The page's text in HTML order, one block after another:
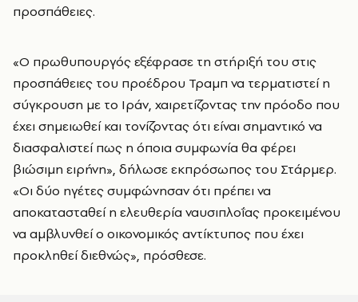
προσπάθειες.
«Ο πρωθυπουργός εξέφρασε τη στήριξή του στις
προσπάθειες του προέδρου Τραμπ να τερματιστεί η
σύγκρουση με το Ιράν, χαιρετίζοντας την πρόοδο που
έχει σημειωθεί και τονίζοντας ότι είναι σημαντικό να
διασφαλιστεί πως η όποια συμφωνία θα φέρει
βιώσιμη ειρήνη», δήλωσε εκπρόσωπος του Στάρμερ.
«Οι δύο ηγέτες συμφώνησαν ότι πρέπει να
αποκατασταθεί η ελευθερία ναυσιπλοΐας προκειμένου
να αμβλυνθεί ο οικονομικός αντίκτυπος που έχει
προκληθεί διεθνώς», πρόσθεσε.